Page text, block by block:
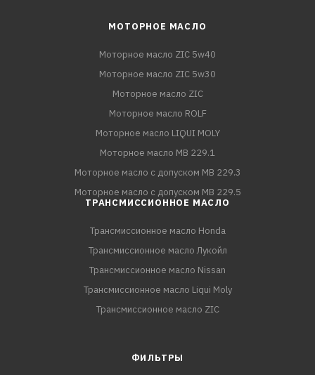
МОТОРНОЕ МАСЛО
Моторное масло ZIC 5w40
Моторное масло ZIC 5w30
Моторное масло ZIC
Моторное масло ROLF
Моторное масло LIQUI MOLY
Моторное масло MB 229.1
Моторное масло с допуском MB 229.3
Моторное масло с допуском MB 229.5
ТРАНСМИССИОННОЕ МАСЛО
Трансмиссионное масло Honda
Трансмиссионное масло Лукойл
Трансмиссионное масло Nissan
Трансмиссионное масло Liqui Moly
Трансмиссионное масло ZIC
ФИЛЬТРЫ